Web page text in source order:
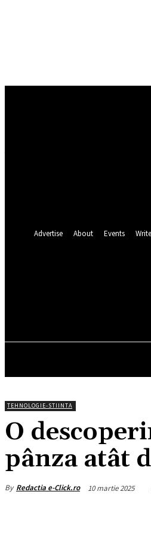
Advertise About Events
TEHNOLOGIE-STIINTA
O
pânza atât
By Redactia e-Click.ro 10 martie 2025